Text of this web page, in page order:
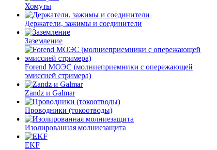
Хомуты
Держатели, зажимы и соединители
Заземление
Forend МОЭС (молниеприемники с опережающей
эмиссией стримера)
Zandz и Galmar
Проводники (токоотводы)
Изолированная молниезащита
EKF